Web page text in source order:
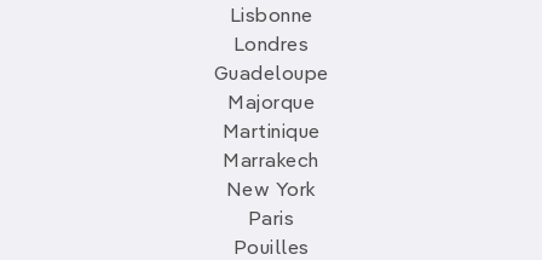
Lisbonne
Londres
Guadeloupe
Majorque
Martinique
Marrakech
New York
Paris
Pouilles